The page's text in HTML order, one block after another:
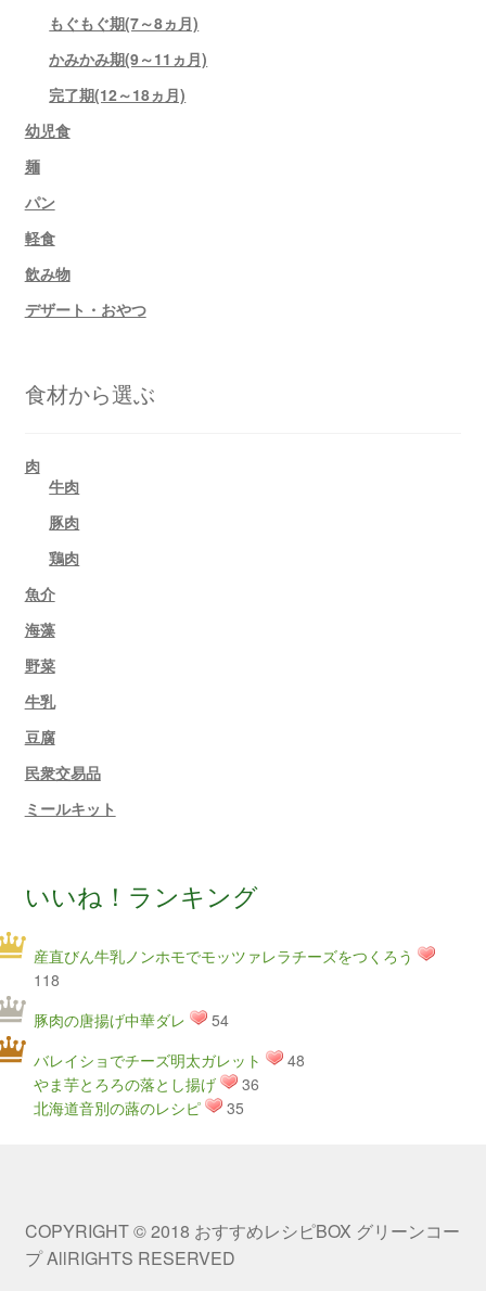
もぐもぐ期(7～8ヵ月)
かみかみ期(9～11ヵ月)
完了期(12～18ヵ月)
幼児食
麺
パン
軽食
飲み物
デザート・おやつ
食材から選ぶ
肉
牛肉
豚肉
鶏肉
魚介
海藻
野菜
牛乳
豆腐
民衆交易品
ミールキット
いいね！ランキング
産直びん牛乳ノンホモでモッツァレラチーズをつくろう
118
豚肉の唐揚げ中華ダレ
54
バレイショでチーズ明太ガレット
48
やま芋とろろの落とし揚げ
36
北海道音別の蕗のレシピ
35
COPYRIGHT © 2018 おすすめレシピBOX グリーンコー
プ AllRIGHTS RESERVED